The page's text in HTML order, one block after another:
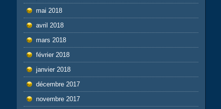
mai 2018
avril 2018
mars 2018
février 2018
janvier 2018
décembre 2017
novembre 2017